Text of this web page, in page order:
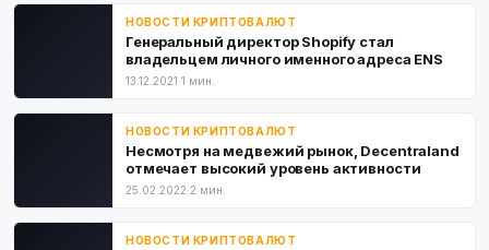
НОВОСТИ КРИПТОВАЛЮТ
Генеральный директор Shopify стал
владельцем личного именного адреса ENS
13.12.2021·1 мин.
НОВОСТИ КРИПТОВАЛЮТ
Несмотря на медвежий рынок, Decentraland
отмечает высокий уровень активности
25.02.2022·2 мин.
НОВОСТИ КРИПТОВАЛЮТ